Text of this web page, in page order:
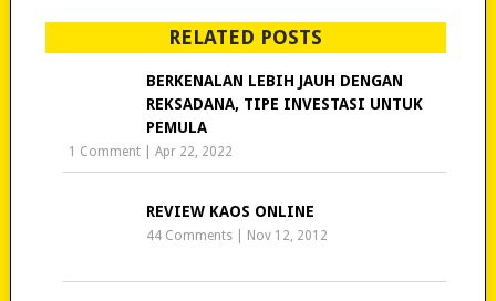
RELATED POSTS
BERKENALAN LEBIH JAUH DENGAN
REKSADANA, TIPE INVESTASI UNTUK
PEMULA
1 Comment |Apr 22, 2022
REVIEW KAOS ONLINE
44 Comments Nov 12, 2012